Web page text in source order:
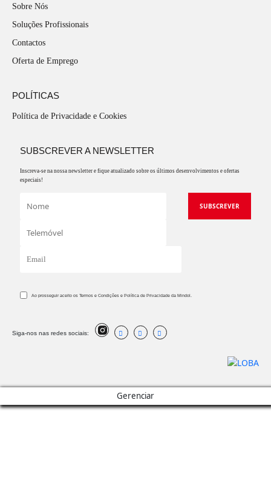
Sobre Nós
Soluções Profissionais
Contactos
Oferta de Emprego
POLÍTICAS
Política de Privacidade e Cookies
SUBSCREVER A NEWSLETTER
Inscreva-se na nossa newsletter e fique atualizado sobre os últimos desenvolvimentos e ofertas
especiais!
Ao prosseguir aceito os Termos e Condições e Política de Privacidade da Mindol.
Siga-nos nas redes sociais:
Gerenciar